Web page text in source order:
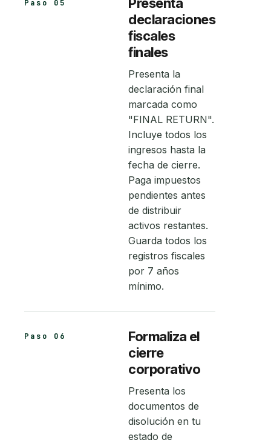
Paso 05
declaraciones
fiscales
finales
Presenta la
declaración final
marcada como
"FINAL RETURN".
Incluye todos los
ingresos hasta la
fecha de cierre.
Paga impuestos
pendientes antes
de distribuir
activos restantes.
Guarda todos los
registros fiscales
por 7 años
mínimo.
Paso 06
Formaliza el
cierre
corporativo
Presenta los
documentos de
disolución en tu
estado de